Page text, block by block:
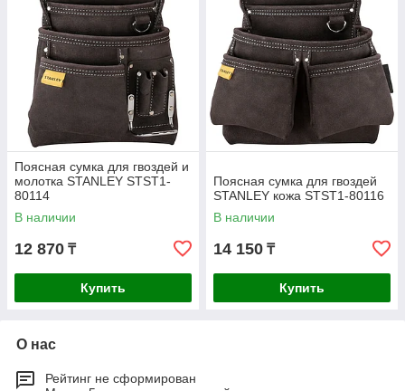
Поясная сумка для гвоздей и
молотка STANLEY STST1-
80114
В наличии
12 870 ₸
Купить
Поясная сумка для гвоздей
STANLEY кожа STST1-80116
В наличии
14 150 ₸
Купить
О нас
Рейтинг не сформирован